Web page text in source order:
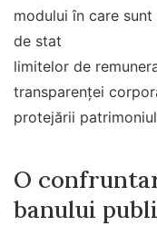
modului în care
de stat
limitelor de
transparenței
protejării
O
banului